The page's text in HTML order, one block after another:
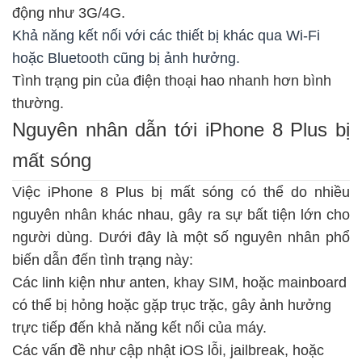
động như 3G/4G.
Khả năng kết nối với các thiết bị khác qua Wi-Fi
hoặc Bluetooth cũng bị ảnh hưởng.
Tình trạng pin của điện thoại hao nhanh hơn bình
thường.
Nguyên nhân dẫn tới iPhone 8 Plus bị
mất sóng
Việc iPhone 8 Plus bị mất sóng có thể do nhiều
nguyên nhân khác nhau, gây ra sự bất tiện lớn cho
người dùng. Dưới đây là một số nguyên nhân phổ
biến dẫn đến tình trạng này:
Các linh kiện như anten, khay SIM, hoặc mainboard
có thể bị hỏng hoặc gặp trục trặc, gây ảnh hưởng
trực tiếp đến khả năng kết nối của máy.
Các vấn đề như cập nhật iOS lỗi, jailbreak, hoặc